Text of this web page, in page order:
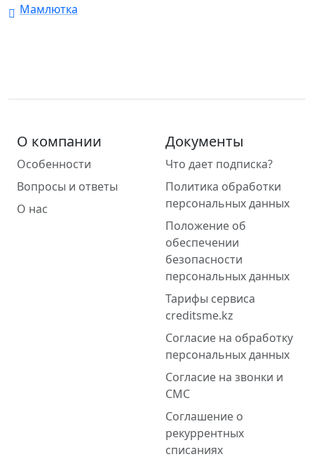
Мамлютка
О компании
Особенности
Вопросы и ответы
О нас
Документы
Что дает подписка?
Политика обработки
персональных данных
Положение об
обеспечении
безопасности
персональных данных
Тарифы сервиса
creditsme.kz
Согласие на обработку
персональных данных
Согласие на звонки и
СМС
Соглашение о
рекуррентных
списаниях